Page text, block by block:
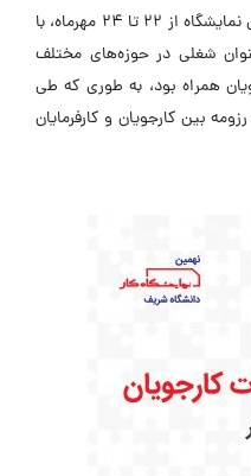
نهمین نمایشگاه کار هم تمام شد. این نمایشگاه از 22 تا 24 مهرماه، با
بیش از 40 شرکت و 500 عنوان شغلی در حوزه‌های مختلف
همراه بود، به طوری که طی
سه روز نمایشگاه کار، بیش از 50000 رزومه بین کارجویان و کارفرمایان